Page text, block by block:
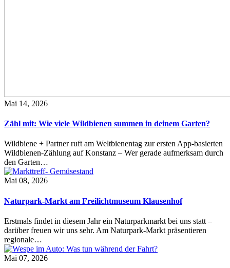
Mai 14, 2026
Zähl mit: Wie viele Wildbienen summen in deinem Garten?
Wildbiene + Partner ruft am Weltbienentag zur ersten App-basierten
Wildbienen-Zählung auf Konstanz – Wer gerade aufmerksam durch
den Garten…
Mai 08, 2026
Naturpark-Markt am Freilichtmuseum Klausenhof
Erstmals findet in diesem Jahr ein Naturparkmarkt bei uns statt –
darüber freuen wir uns sehr. Am Naturpark-Markt präsentieren
regionale…
Mai 07, 2026